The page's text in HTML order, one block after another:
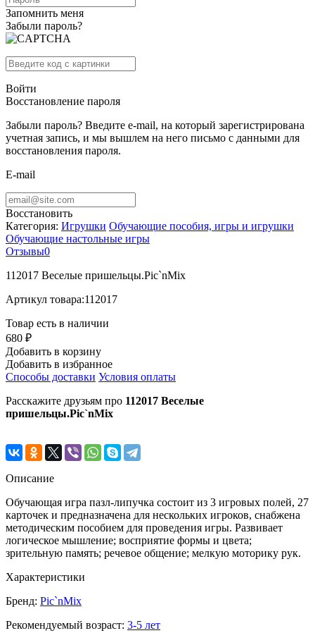
Запомнить меня
Забыли пароль?
Войти
Восстановление пароля
Забыли пароль? Введите e-mail, на который зарегистрирована
учетная запись, и мы вышлем на него письмо с данными для
восстановления пароля.
E-mail
Восстановить
Категория: Игрушки Обучающие пособия, игры и игрушки
Обучающие настольные игры
Отзывы0
112017 Веселые пришельцы.Pic`nMix
Артикул товара:112017
Товар есть в наличии
680 ₽
Добавить в корзину
Добавить в избранное
Способы доставки Условия оплаты
Расскажите друзьям про 112017 Веселые
пришельцы.Pic`nMix
Описание
Обучающая игра пазл-липучка состоит из 3 игровых полей, 27
карточек и предназначена для нескольких игроков, снабжена
методическим пособием для проведения игры. Развивает
логическое мышление; восприятие формы и цвета;
зрительную память; речевое общение; мелкую моторику рук.
Характеристики
Бренд: Pic`nMix
Рекомендуемый возраст: 3-5 лет